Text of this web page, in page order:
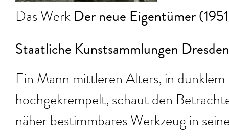
Das Werk Der neue Eigentümer
Staatliche Kunstsammlungen
Ein Mann mittleren Alters, in
hochgekrempelt, schaut den
näher bestimmbares Werkzeug in